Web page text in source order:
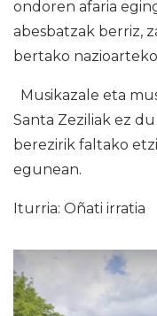
ondoren afaria
abesbatzak berriz,
bertako
Musikazale eta
Santa Zeziliak ez
berezirik faltako
egunean.
Iturria: Oñati irratia